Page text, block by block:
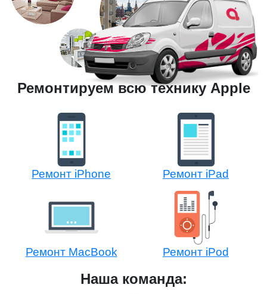
Ремонтируем всю технику Apple
Ремонт iPhone Ремонт iPad
Ремонт MacBook Ремонт iPod
Наша команда: